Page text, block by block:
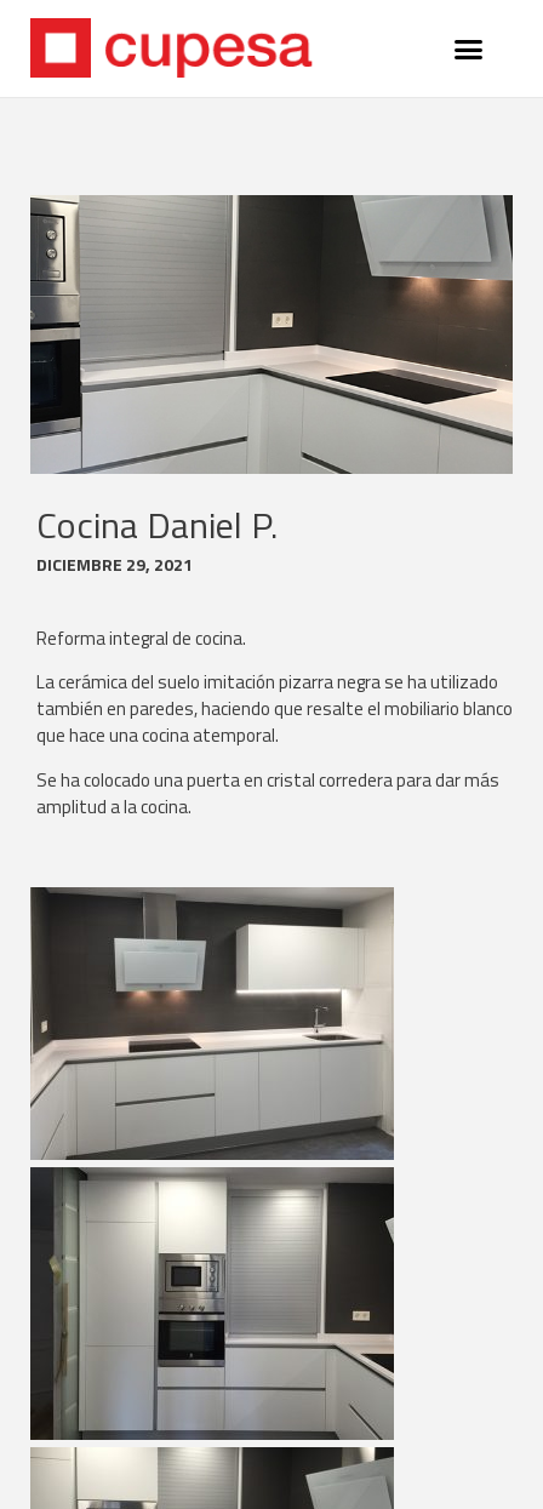
Cocina Daniel P.
DICIEMBRE 29, 2021
Reforma integral de cocina.
La cerámica del suelo imitación pizarra negra se ha utilizado
también en paredes, haciendo que resalte el mobiliario blanco
que hace una cocina atemporal.
Se ha colocado una puerta en cristal corredera para dar más
amplitud a la cocina.